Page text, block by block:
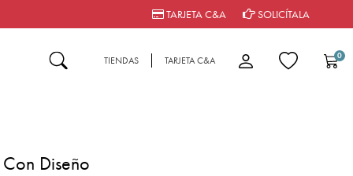
TARJETA C&A SOLICÍTALA
TIENDAS TARJETA C&A 0
Diseño